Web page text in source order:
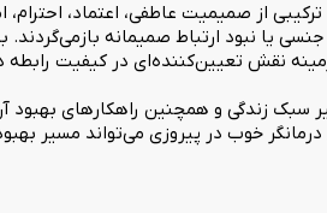
از صمیمیت عاطفی، اعتماد، احترام،
یا نبود ارتباط صمیمانه
نقش تعیین‌کننده‌ای در کیفیت رابطه
سبک زندگی و همچنین راهکارهای بهبود
خوب در پیروزی می‌تواند مسیر بهبود